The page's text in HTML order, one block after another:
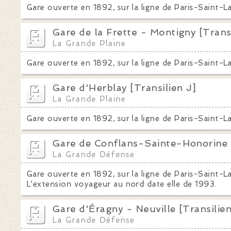
Gare ouverte en 1892, sur la ligne de Paris-Saint-
Gare de la Frette - Montigny
La Grande Plaine
Gare ouverte en 1892, sur la ligne de Paris-Saint-
Gare d'Herblay [Transilien J]
La Grande Plaine
Gare ouverte en 1892, sur la ligne de Paris-Saint-
Gare de Conflans-Sainte-
La Grande Défense
Gare ouverte en 1892, sur la ligne de Paris-Saint-
L'extension voyageur au nord date elle de 1993.
Gare d'Éragny - Neuville
La Grande Défense